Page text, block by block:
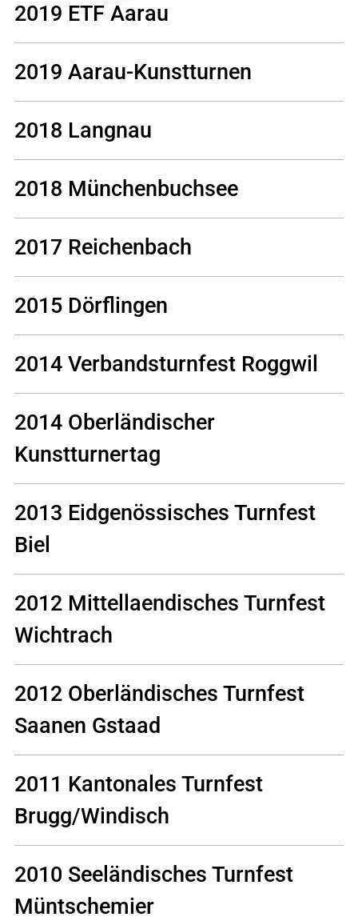
2019 ETF Aarau
2019 Aarau-Kunstturnen
2018 Langnau
2018 Münchenbuchsee
2017 Reichenbach
2015 Dörflingen
2014 Verbandsturnfest Roggwil
2014 Oberländischer
Kunstturnertag
2013 Eidgenössisches Turnfest
Biel
2012 Mittellaendisches Turnfest
Wichtrach
2012 Oberländisches Turnfest
Saanen Gstaad
2011 Kantonales Turnfest
Brugg/Windisch
2010 Seeländisches Turnfest
Müntschemier